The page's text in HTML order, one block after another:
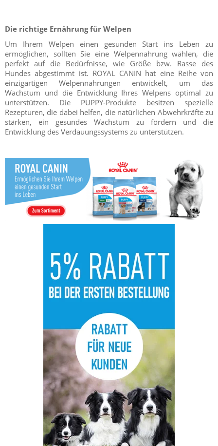
Die richtige Ernährung für Welpen
Um Ihrem Welpen einen gesunden Start ins Leben zu
ermöglichen, sollten Sie eine Welpennahrung wählen, die
perfekt auf die Bedürfnisse, wie Größe bzw. Rasse des
Hundes abgestimmt ist. ROYAL CANIN hat eine Reihe von
einzigartigen Welpennahrungen entwickelt, um das
Wachstum und die Entwicklung Ihres Welpens optimal zu
unterstützen. Die PUPPY-Produkte besitzen spezielle
Rezepturen, die dabei helfen, die natürlichen Abwehrkräfte zu
stärken, ein gesundes Wachstum zu fördern und die
Entwicklung des Verdauungssystems zu unterstützen.